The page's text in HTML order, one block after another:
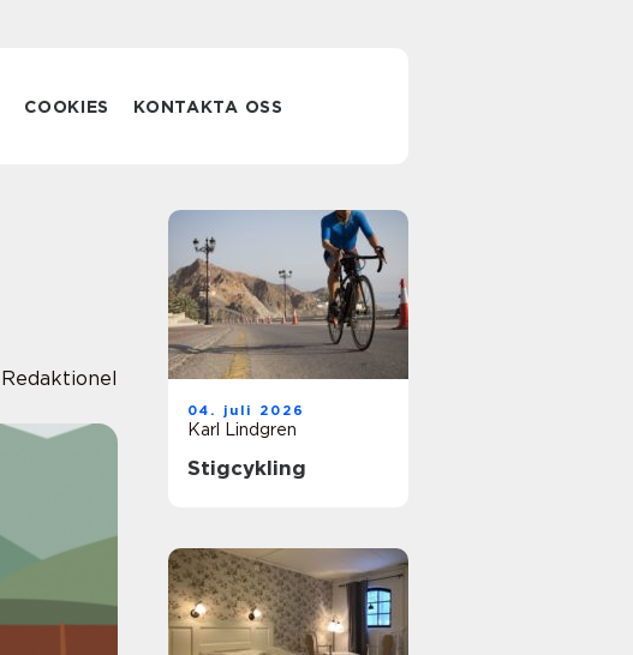
COOKIES KONTAKTA OSS
Redaktionel
04. juli 2026
Karl Lindgren
Stigcykling